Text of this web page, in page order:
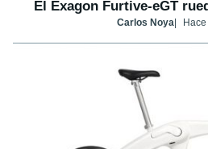
El Exagon Furtive-eGT
Carlos Noya